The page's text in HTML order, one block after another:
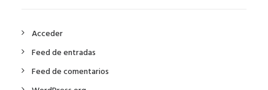
Acceder
Feed de entradas
Feed de comentarios